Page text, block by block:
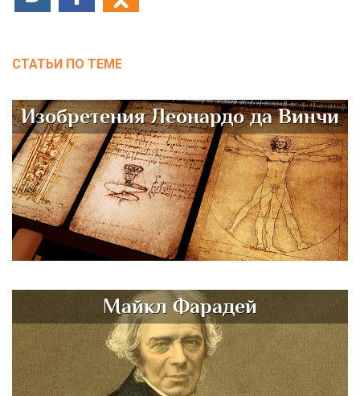
СТАТЬИ ПО ТЕМЕ
Изобретения Леонардо да Винчи
Майкл Фарадей